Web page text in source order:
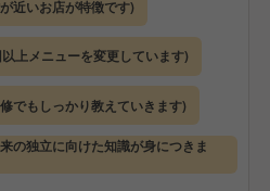
」だけでなく、実際に取得
給するなど、しっかり休む
しています。
12月）と、頑張りがきちん
ていただきます。
ッフの教育・シフト作成・
など、店舗運営全般もお任
や新メニューの考案など、
近いお店が特徴です)
上メニューを変更しています)
でもしっかり教えていきます)
の独立に向けた知識が身につきま